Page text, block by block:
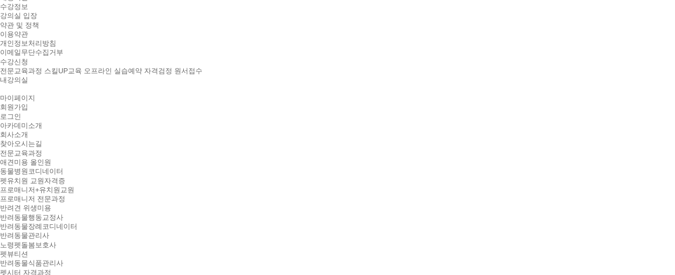
수강정보
강의실 입장
약관 및 정책
이용약관
개인정보처리방침
이메일무단수집거부
수강신청
전문교육과정 스킬UP교육 오프라인 실습예약 자격검정 원서접수
내강의실
마이페이지
회원가입
로그인
아카데미소개
회사소개
찾아오시는길
전문교육과정
애견미용 올인원
동물병원코디네이터
펫유치원 교원자격증
프로매니저+유치원교원
프로매니저 전문과정
반려견 위생미용
반려동물행동교정사
반려동물장례코디네이터
반려동물관리사
노령펫돌봄보호사
펫뷰티션
반려동물식품관리사
펫시터 자격과정